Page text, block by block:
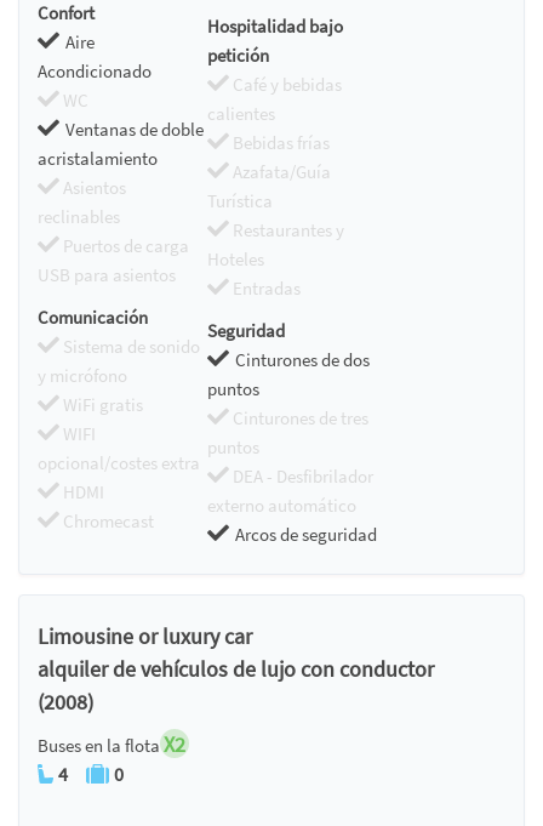
Confort
Aire
Acondicionado
WC
Ventanas de doble
acristalamiento
Asientos
reclinables
Puertos de carga
USB para asientos
Hospitalidad bajo
petición
Café y bebidas
calientes
Bebidas frías
Azafata/Guía
Turística
Restaurantes y
Hoteles
Entradas
Comunicación
Sistema de sonido
y micrófono
WiFi gratis
WIFI
opcional/costes extra
HDMI
Chromecast
Seguridad
Cinturones de dos
puntos
Cinturones de tres
puntos
DEA - Desfibrilador
externo automático
Arcos de seguridad
Limousine or luxury car
alquiler de vehículos de lujo con conductor
(2008)
Buses en la flota X2
4 0